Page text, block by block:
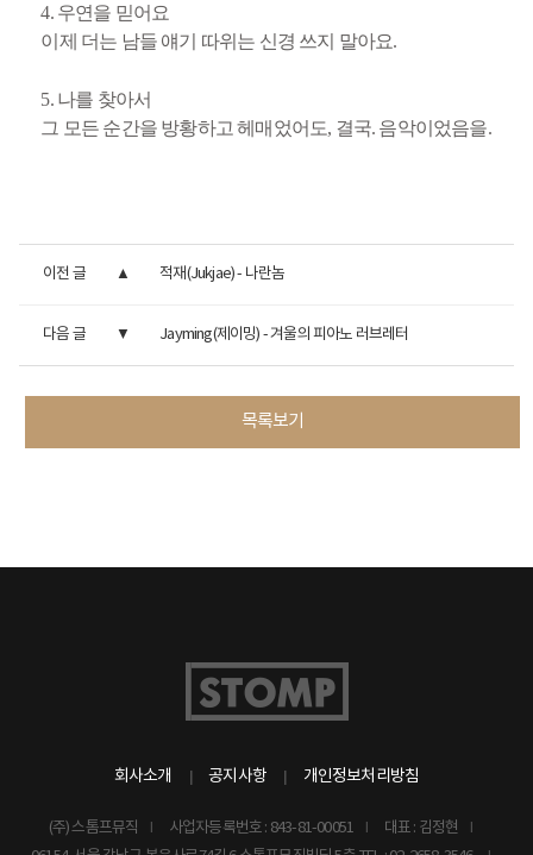
4. 우연을 믿어요
이제 더는 남들 얘기 따위는 신경 쓰지 말아요.
5. 나를 찾아서
그 모든 순간을 방황하고 헤매었어도, 결국. 음악이었음을.
이전 글 적재(Jukjae) - 나란놈
다음 글 Jayming(제이밍) - 겨울의 피아노 러브레터
목록보기
회사소개 공지사항 개인정보처리방침
(주) 스톰프뮤직 사업자등록번호 : 843-81-00051
대표 : 김정현